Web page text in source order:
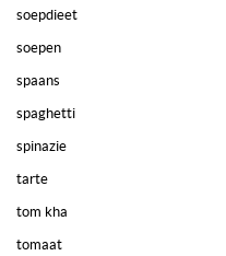
soepdieet
soepen
spaans
spaghetti
spinazie
tarte
tom kha
tomaat